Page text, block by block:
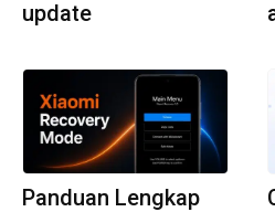
update
Panduan Lengkap